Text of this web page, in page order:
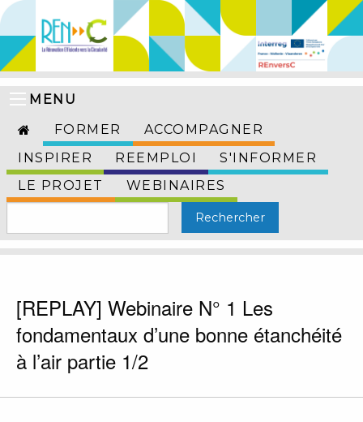
MENU
FORMER
ACCOMPAGNER
INSPIRER
REEMPLOI
S'INFORMER
LE PROJET
WEBINAIRES
[REPLAY] Webinaire N° 1 Les
fondamentaux d’une bonne étanchéité
à l’air partie 1/2